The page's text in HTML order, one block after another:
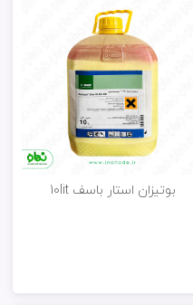
بوتیزان استار باسف 10lit